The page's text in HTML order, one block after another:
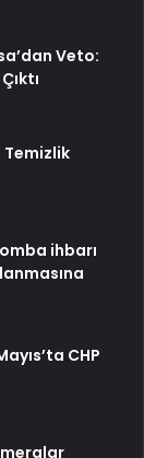
Veto:
Temizlik
ihbarı
CHP